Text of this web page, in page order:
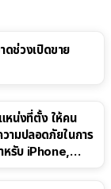
ช่วงเปิดขาย
หน่งที่ตั้ง ให้คน
วามปลอดภัยในการ
หรับ iPhone,